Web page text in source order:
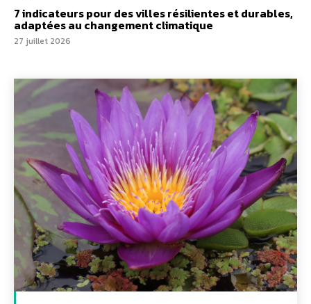
7 indicateurs pour des villes résilientes et durables,
adaptées au changement climatique
27 juillet 2026